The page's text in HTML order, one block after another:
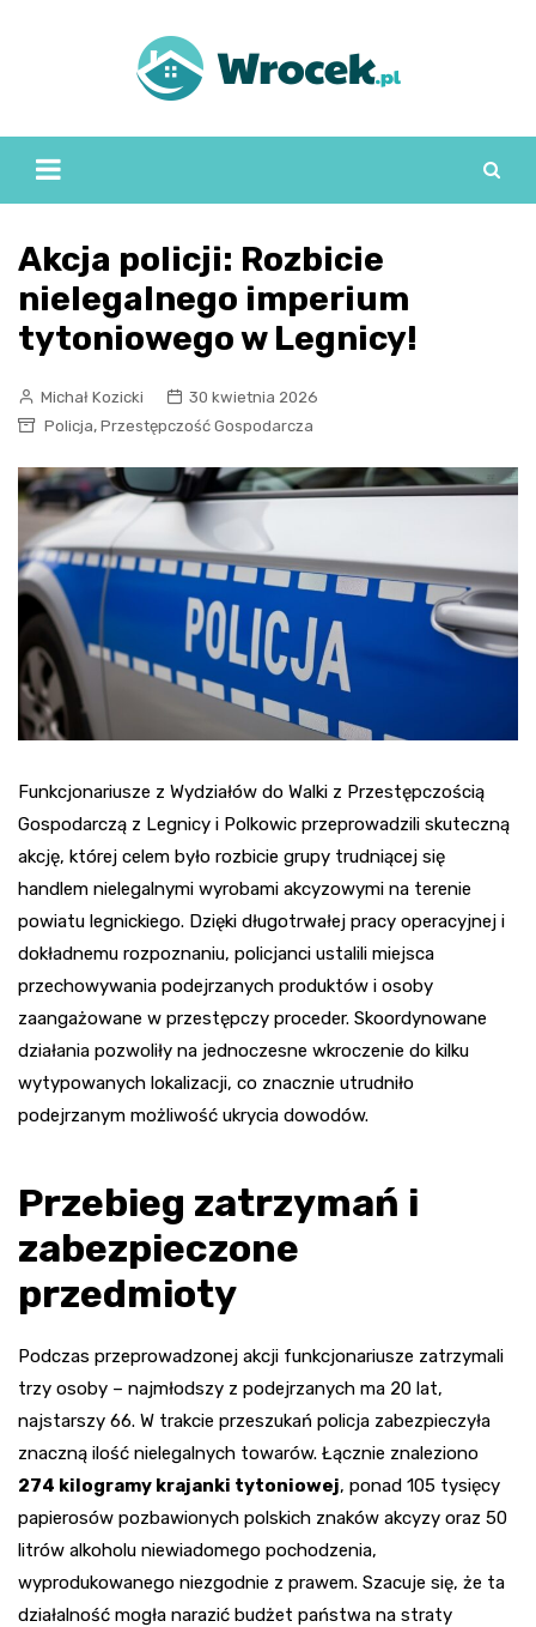
Akcja policji: Rozbicie
nielegalnego imperium
tytoniowego w Legnicy!
Michał Kozicki
30 kwietnia 2026
Policja, Przestępczość Gospodarcza
Funkcjonariusze z Wydziałów do Walki z Przestępczością
Gospodarczą z Legnicy i Polkowic przeprowadzili skuteczną
akcję, której celem było rozbicie grupy trudniącej się
handlem nielegalnymi wyrobami akcyzowymi na terenie
powiatu legnickiego. Dzięki długotrwałej pracy operacyjnej i
dokładnemu rozpoznaniu, policjanci ustalili miejsca
przechowywania podejrzanych produktów i osoby
zaangażowane w przestępczy proceder. Skoordynowane
działania pozwoliły na jednoczesne wkroczenie do kilku
wytypowanych lokalizacji, co znacznie utrudniło
podejrzanym możliwość ukrycia dowodów.
Przebieg zatrzymań i
zabezpieczone
przedmioty
Podczas przeprowadzonej akcji funkcjonariusze zatrzymali
trzy osoby – najmłodszy z podejrzanych ma 20 lat,
najstarszy 66. W trakcie przeszukań policja zabezpieczyła
znaczną ilość nielegalnych towarów. Łącznie znaleziono
274 kilogramy krajanki tytoniowej, ponad 105 tysięcy
papierosów pozbawionych polskich znaków akcyzy oraz 50
litrów alkoholu niewiadomego pochodzenia,
wyprodukowanego niezgodnie z prawem. Szacuje się, że ta
działalność mogła narazić budżet państwa na straty